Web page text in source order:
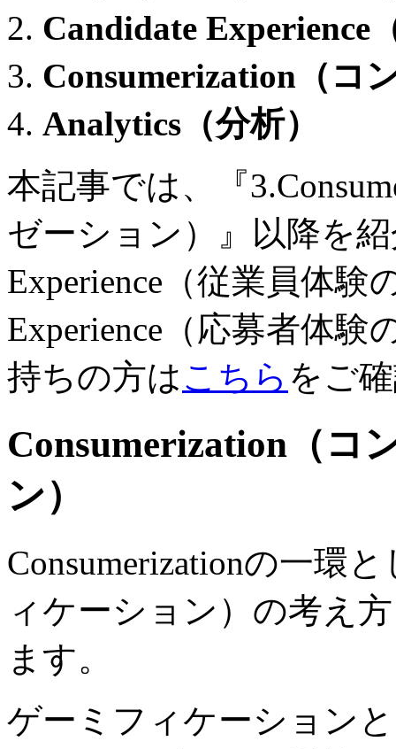
Candidate Experience
Consumerization（コ
Analytics（分析）
本記事では、『
ゼーション）』以降を
Experience（従業員体験
Experience（応募者体
持ちの方はこちら をご
Consumerization（コ
ン）
Consumerizationの一環
ィケーション）の考え
ます。
ゲーミフィケーション